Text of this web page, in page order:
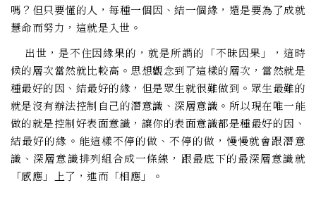
嗎？但只要懂的人，每種一個因、結一個緣，還是要為了成就
慧命而努力，這就是入世。
出世，是不住因緣果的，就是所謂的「不昧因果」，這時
候的層次當然就比較高。思想觀念到了這樣的層次，當然就是
種最好的因、結最好的緣，但是眾生就很難做到。眾生最難的
就是沒有辦法控制自己的潛意識、深層意識。所以現在唯一能
做的就是控制好表面意識，讓你的表面意識都是種最好的因、
結最好的緣。能這樣不停的做、不停的做，慢慢就會跟潛意
識、深層意識排列組合成一條線，跟最底下的最深層意識就
「感應」上了，進而「相應」。